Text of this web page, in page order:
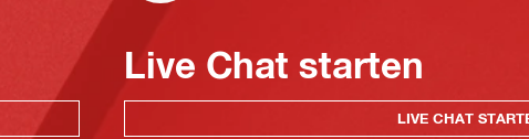
Live Chat starten
LIVE CHAT